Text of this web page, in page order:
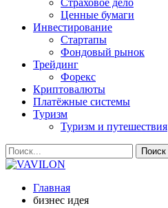
Страховое дело
Ценные бумаги
Инвестирование
Стартапы
Фондовый рынок
Трейдинг
Форекс
Криптовалюты
Платёжные системы
Туризм
Туризм и путешествия
Главная
бизнес идея